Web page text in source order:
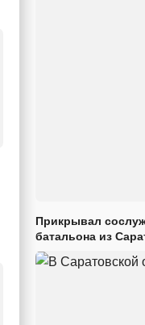
Прикрывал
батальона из